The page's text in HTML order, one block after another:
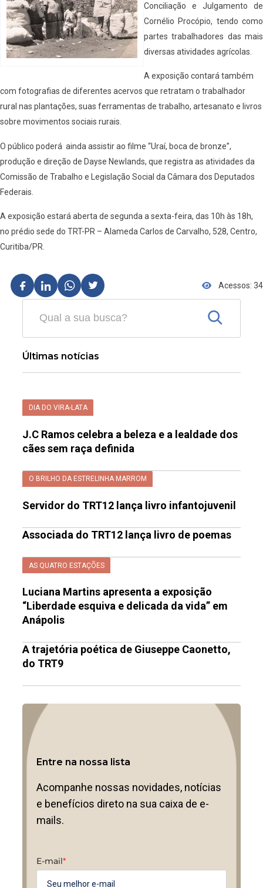
Conciliação e Julgamento de
Cornélio Procópio, tendo como
partes trabalhadores das mais
diversas atividades agrícolas.
A exposição contará também
com fotografias de diferentes acervos que retratam o trabalhador
rural nas plantações, suas ferramentas de trabalho, artesanato e livros
sobre movimentos sociais rurais.
O público poderá ainda assistir ao filme “Uraí, boca de bronze”,
produção e direção de Dayse Newlands, que registra as atividades da
Comissão de Trabalho e Legislação Social da Câmara dos Deputados
Federais.
A exposição estará aberta de segunda a sexta-feira, das 10h às 18h,
no prédio sede do TRT-PR – Alameda Carlos de Carvalho, 528, Centro,
Curitiba/PR.
Acessos: 34
Últimas notícias
DIA DO VIRA-LATA
J.C Ramos celebra a beleza e a lealdade dos
cães sem raça definida
O BRILHO DA ESTRELINHA MARROM
Servidor do TRT12 lança livro infantojuvenil
Associada do TRT12 lança livro de poemas
AS QUATRO ESTAÇÕES
Luciana Martins apresenta a exposição
“Liberdade esquiva e delicada da vida” em
Anápolis
A trajetória poética de Giuseppe Caonetto,
do TRT9
Entre na nossa lista
Acompanhe nossas novidades, notícias
e benefícios direto na sua caixa de e-
mails.
E-mail*